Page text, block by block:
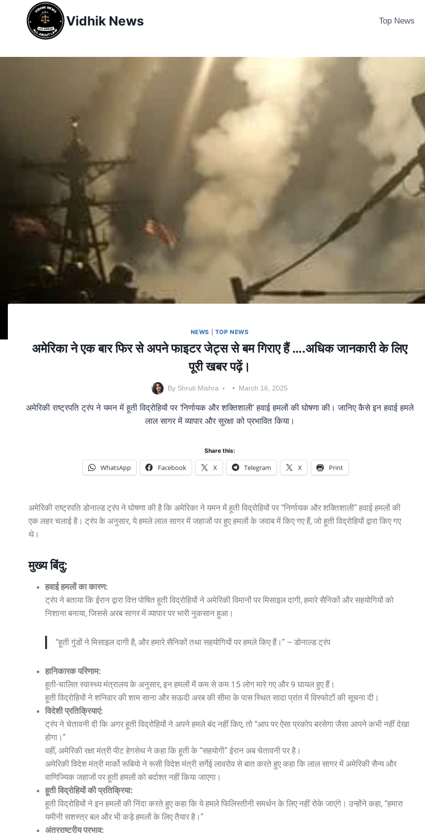
Vidhik News Top News
NEWS TOP NEWS
अमेरिका ने एक बार फिर से अपने फाइटर जेट्स से बम गिराए हैं ….अधिक जानकारी के लिए
पूरी खबर पढ़ें।
By Shruti Mishra March 16, 2025
अमेरिकी राष्ट्रपति ट्रंप ने यमन में हूती विद्रोहियों पर ‘निर्णायक और शक्तिशाली’ हवाई हमलों की घोषणा की। जानिए कैसे इन हवाई हमले
लाल सागर में व्यापार और सुरक्षा को प्रभावित किया।
Share this:
WhatsApp Facebook X Telegram X Print
अमेरिकी राष्ट्रपति डोनाल्ड ट्रंप ने घोषणा की है कि अमेरिका ने यमन में हूती विद्रोहियों पर “निर्णायक और शक्तिशाली” हवाई हमलों की
एक लहर चलाई है। ट्रंप के अनुसार, ये हमले लाल सागर में जहाजों पर हुए हमलों के जवाब में किए गए हैं, जो हूती विद्रोहियों द्वारा किए गए
थे।
मुख्य बिंदु:
हवाई हमलों का कारण:
ट्रंप ने बताया कि ईरान द्वारा वित्त पोषित हूती विद्रोहियों ने अमेरिकी विमानों पर मिसाइल दागी, हमारे सैनिकों और सहयोगियों को
निशाना बनाया, जिससे अरब सागर में व्यापार पर भारी नुकसान हुआ।
“हूती गुंडों ने मिसाइल दागी है, और हमारे सैनिकों तथा सहयोगियों पर हमले किए हैं।” – डोनाल्ड ट्रंप
हानिकारक परिणाम:
हूती-चालित स्वास्थ्य मंत्रालय के अनुसार, इन हमलों में कम से कम 15 लोग मारे गए और 9 घायल हुए हैं।
हूती विद्रोहियों ने शनिवार की शाम साना और सऊदी अरब की सीमा के पास स्थित सादा प्रांत में विस्फोटों की सूचना दी।
विदेशी प्रतिक्रियाएं:
ट्रंप ने चेतावनी दी कि अगर हूती विद्रोहियों ने अपने हमले बंद नहीं किए, तो “आप पर ऐसा प्रकोप बरसेगा जैसा आपने कभी नहीं देखा
होगा।”
वहीं, अमेरिकी रक्षा मंत्री पीट हेगसेथ ने कहा कि हूती के “सहयोगी” ईरान अब चेतावनी पर है।
अमेरिकी विदेश मंत्री मार्को रूबियो ने रूसी विदेश मंत्री सर्गेई लावरोव से बात करते हुए कहा कि लाल सागर में अमेरिकी सैन्य और
वाणिज्यिक जहाजों पर हूती हमलों को बर्दाश्त नहीं किया जाएगा।
हूती विद्रोहियों की प्रतिक्रिया:
हूती विद्रोहियों ने इन हमलों की निंदा करते हुए कहा कि ये हमले फिलिस्तीनी समर्थन के लिए नहीं रोके जाएंगे। उन्होंने कहा, “हमारा
यमीनी सशस्त्र बल और भी कड़े हमलों के लिए तैयार है।”
अंतरराष्ट्रीय प्रभाव: